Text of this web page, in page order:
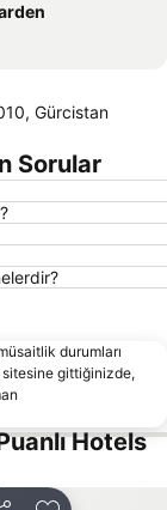
Gürcistan
Sorular
durumları
gittiğinizde,
Hotels